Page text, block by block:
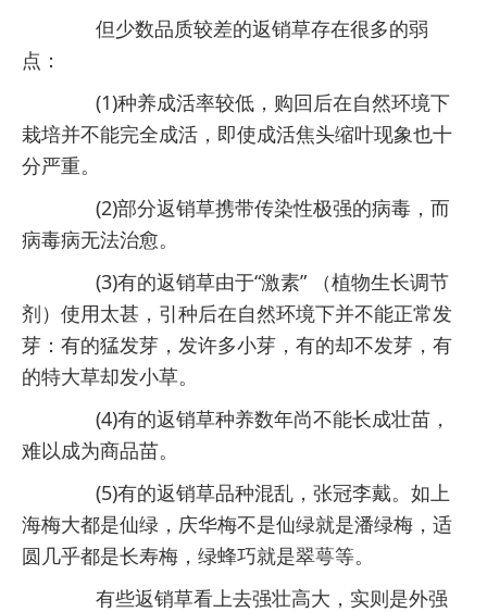
但少数品质较差的返销草存在很多的弱
点：
(1)种养成活率较低，购回后在自然环境下
栽培并不能完全成活，即使成活焦头缩叶现象也十
分严重。
(2)部分返销草携带传染性极强的病毒，而
病毒病无法治愈。
(3)有的返销草由于“激素” （植物生长调节
剂）使用太甚，引种后在自然环境下并不能正常发
芽：有的猛发芽，发许多小芽，有的却不发芽，有
的特大草却发小草。
(4)有的返销草种养数年尚不能长成壮苗，
难以成为商品苗。
(5)有的返销草品种混乱，张冠李戴。如上
海梅大都是仙绿，庆华梅不是仙绿就是潘绿梅，适
圆几乎都是长寿梅，绿蜂巧就是翠萼等。
有些返销草看上去强壮高大，实则是外强